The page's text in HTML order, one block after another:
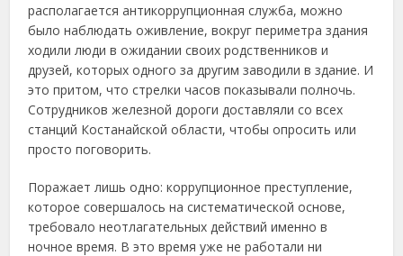
располагается антикоррупционная служба, можно
было наблюдать оживление, вокруг периметра здания
ходили люди в ожидании своих родственников и
друзей, которых одного за другим заводили в здание. И
это притом, что стрелки часов показывали полночь.
Сотрудников железной дороги доставляли со всех
станций Костанайской области, чтобы опросить или
просто поговорить.
Поражает лишь одно: коррупционное преступление,
которое совершалось на систематической основе,
требовало неотлагательных действий именно в
ночное время. В это время уже не работали ни